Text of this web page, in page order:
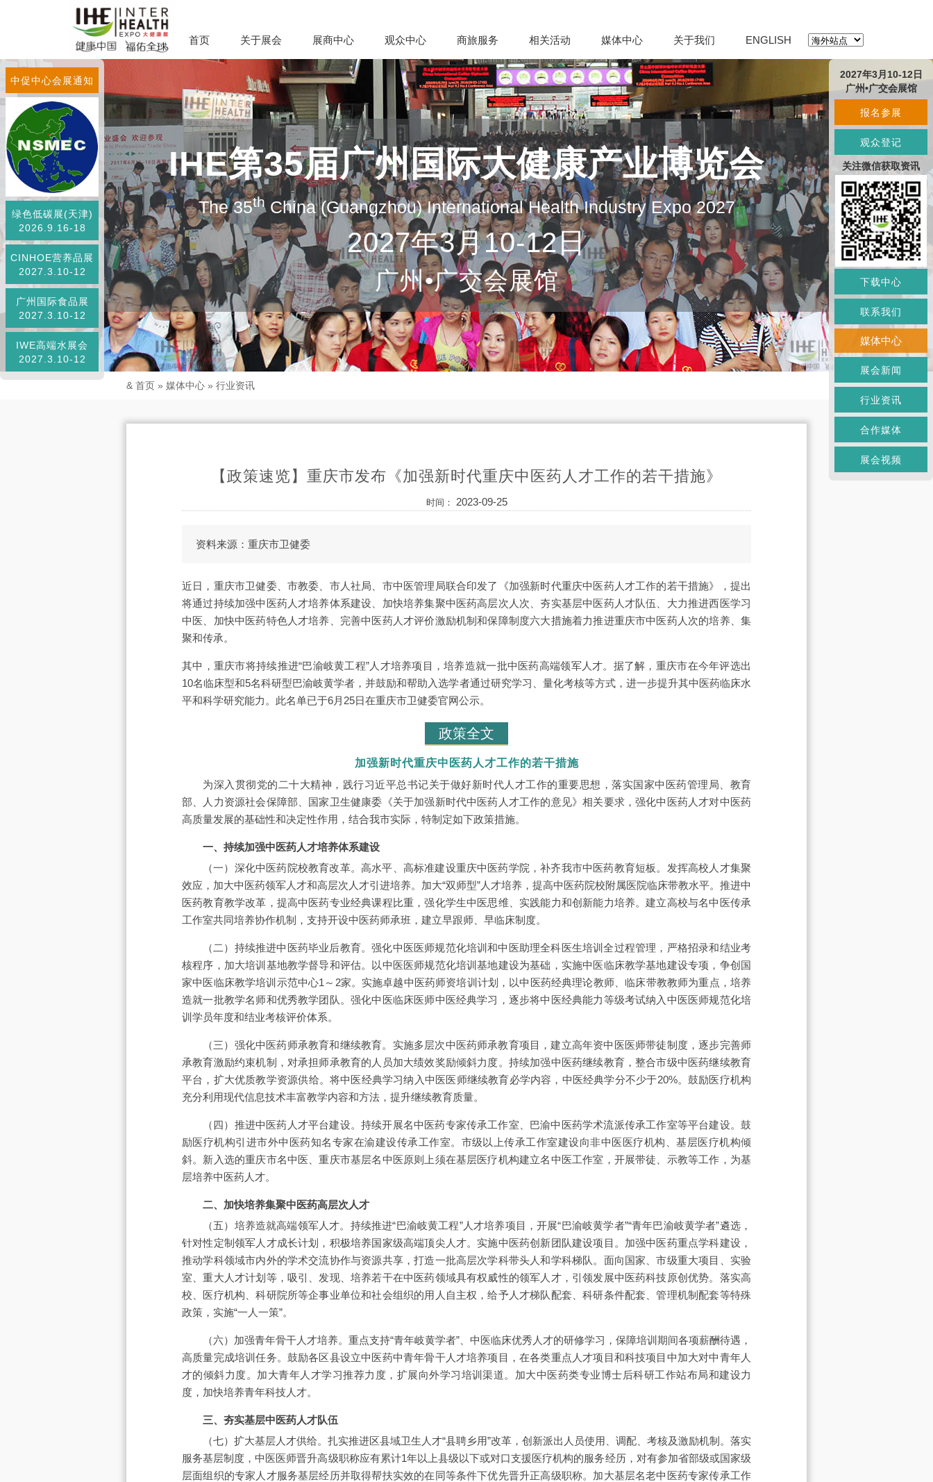
首页 关于展会 展商中心 观众中心 商旅服务 相关活动 媒体中心 关于我们 ENGLISH
IHE第35届广州国际大健康产业博览会
The 35thChina (Guangzhou) International Health Industry Expo 2027
2027年3月10-12日
广州•广交会展馆
中促中心会展通知
绿色低碳展(天津)
2026.9.16-18
CINHOE营养品展
2027.3.10-12
广州国际食品展
2027.3.10-12
IWE高端水展会
2027.3.10-12
& 首页 » 媒体中心 » 行业资讯
【政策速览】重庆市发布《加强新时代重庆中医药人才工作的若干措施》
时间： 2023-09-25
资料来源：重庆市卫健委
近日，重庆市卫健委、市教委、市人社局、市中医管理局联合印发了《加强新时代重庆中医药人才工作的若干措施》，提出
将通过持续加强中医药人才培养体系建设、加快培养集聚中医药高层次人次、夯实基层中医药人才队伍、大力推进西医学习
中医、加快中医药特色人才培养、完善中医药人才评价激励机制和保障制度六大措施着力推进重庆市中医药人次的培养、集
聚和传承。
其中，重庆市将持续推进“巴渝岐黄工程”人才培养项目，培养造就一批中医药高端领军人才。据了解，重庆市在今年评选出
10名临床型和5名科研型巴渝岐黄学者，并鼓励和帮助入选学者通过研究学习、量化考核等方式，进一步提升其中医药临床水
平和科学研究能力。此名单已于6月25日在重庆市卫健委官网公示。
政策全文
加强新时代重庆中医药人才工作的若干措施
为深入贯彻党的二十大精神，践行习近平总书记关于做好新时代人才工作的重要思想，落实国家中医药管理局、教育
部、人力资源社会保障部、国家卫生健康委《关于加强新时代中医药人才工作的意见》相关要求，强化中医药人才对中医药
高质量发展的基础性和决定性作用，结合我市实际，特制定如下政策措施。
一、持续加强中医药人才培养体系建设
（一）深化中医药院校教育改革。高水平、高标准建设重庆中医药学院，补齐我市中医药教育短板。发挥高校人才集聚
效应，加大中医药领军人才和高层次人才引进培养。加大“双师型”人才培养，提高中医药院校附属医院临床带教水平。推进中
医药教育教学改革，提高中医药专业经典课程比重，强化学生中医思维、实践能力和创新能力培养。建立高校与名中医传承
工作室共同培养协作机制，支持开设中医药师承班，建立早跟师、早临床制度。
（二）持续推进中医药毕业后教育。强化中医医师规范化培训和中医助理全科医生培训全过程管理，严格招录和结业考
核程序，加大培训基地教学督导和评估。以中医医师规范化培训基地建设为基础，实施中医临床教学基地建设专项，争创国
家中医临床教学培训示范中心1～2家。实施卓越中医药师资培训计划，以中医药经典理论教师、临床带教教师为重点，培养
造就一批教学名师和优秀教学团队。强化中医临床医师中医经典学习，逐步将中医经典能力等级考试纳入中医医师规范化培
训学员年度和结业考核评价体系。
（三）强化中医药师承教育和继续教育。实施多层次中医药师承教育项目，建立高年资中医医师带徒制度，逐步完善师
承教育激励约束机制，对承担师承教育的人员加大绩效奖励倾斜力度。持续加强中医药继续教育，整合市级中医药继续教育
平台，扩大优质教学资源供给。将中医经典学习纳入中医医师继续教育必学内容，中医经典学分不少于20%。鼓励医疗机构
充分利用现代信息技术丰富教学内容和方法，提升继续教育质量。
（四）推进中医药人才平台建设。持续开展名中医药专家传承工作室、巴渝中医药学术流派传承工作室等平台建设。鼓
励医疗机构引进市外中医药知名专家在渝建设传承工作室。市级以上传承工作室建设向非中医医疗机构、基层医疗机构倾
斜。新入选的重庆市名中医、重庆市基层名中医原则上须在基层医疗机构建立名中医工作室，开展带徒、示教等工作，为基
层培养中医药人才。
二、加快培养集聚中医药高层次人才
（五）培养造就高端领军人才。持续推进“巴渝岐黄工程”人才培养项目，开展“巴渝岐黄学者”“青年巴渝岐黄学者”遴选，
针对性定制领军人才成长计划，积极培养国家级高端顶尖人才。实施中医药创新团队建设项目。加强中医药重点学科建设，
推动学科领域市内外的学术交流协作与资源共享，打造一批高层次学科带头人和学科梯队。面向国家、市级重大项目、实验
室、重大人才计划等，吸引、发现、培养若干在中医药领域具有权威性的领军人才，引领发展中医药科技原创优势。落实高
校、医疗机构、科研院所等企事业单位和社会组织的用人自主权，给予人才梯队配套、科研条件配套、管理机制配套等特殊
政策，实施“一人一策”。
（六）加强青年骨干人才培养。重点支持“青年岐黄学者”、中医临床优秀人才的研修学习，保障培训期间各项薪酬待遇，
高质量完成培训任务。鼓励各区县设立中医药中青年骨干人才培养项目，在各类重点人才项目和科技项目中加大对中青年人
才的倾斜力度。加大青年人才学习推荐力度，扩展向外学习培训渠道。加大中医药类专业博士后科研工作站布局和建设力
度，加快培养青年科技人才。
三、夯实基层中医药人才队伍
（七）扩大基层人才供给。扎实推进区县域卫生人才“县聘乡用”改革，创新派出人员使用、调配、考核及激励机制。落实
服务基层制度，中医医师晋升高级职称应有累计1年以上县级以下或对口支援医疗机构的服务经历，对有参加省部级或国家级
层面组织的专家人才服务基层经历并取得帮扶实效的在同等条件下优先晋升正高级职称。加大基层名老中医药专家传承工作
2027年3月10-12日
广州•广交会展馆
报名参展
观众登记
关注微信获取资讯
下载中心
联系我们
媒体中心
展会新闻
行业资讯
合作媒体
展会视频